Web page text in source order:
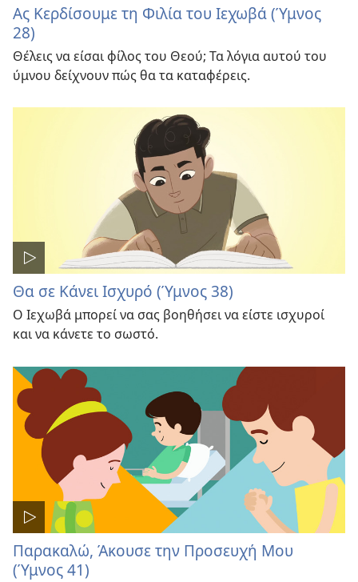
Ας Κερδίσουμε τη Φιλία του Ιεχωβά (Ύμνος
28)
Θέλεις να είσαι φίλος του Θεού; Τα λόγια αυτού του
ύμνου δείχνουν πώς θα τα καταφέρεις.
Θα σε Κάνει Ισχυρό (Ύμνος 38)
Ο Ιεχωβά μπορεί να σας βοηθήσει να είστε ισχυροί
και να κάνετε το σωστό.
Παρακαλώ, Άκουσε την Προσευχή Μου
(Ύμνος 41)